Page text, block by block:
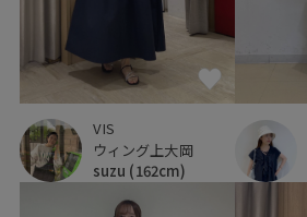
VIS
ウィング上大岡
suzu (162cm)